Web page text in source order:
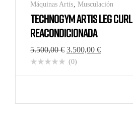
Máquinas Artis, Musculación
TECHNOGYM ARTIS LEG CURL
REACONDICIONADA
5.500,00€ 3.500,00 €
(0)